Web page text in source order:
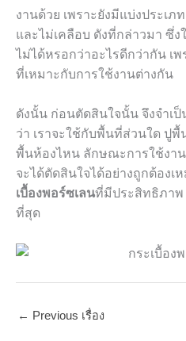
งานด้วย เพราะยังมีแบ่งประเภ
และไม่เคลือบ ดังที่กล่าวมา ซึ่
ไม่ได้หรอกว่าอะไรดีกว่ากัน เ
ที่เหมาะกับการใช้งานต่างกัน
ดังนั้น ก่อนตัดสินใจนั้น จึงจำเ
ว่า เราจะใช้กับพื้นที่ส่วนใด ปู
พื้นห้องไหน ลักษณะการใช้งา
จะได้ตัดสินใจได้อย่างถูกต้องเ
เบื้องพอร์ซเลนที่มีประสิทธิภาพ
ที่สุด
← Previous เรื่อง